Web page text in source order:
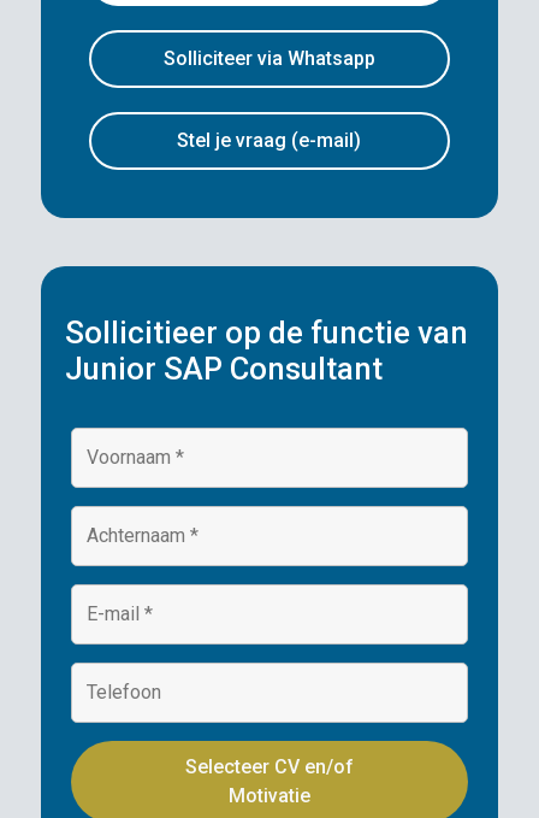
Solliciteer via Whatsapp
Stel je vraag (e-mail)
Sollicitieer op de functie van
Junior SAP Consultant
Selecteer CV en/of
Motivatie